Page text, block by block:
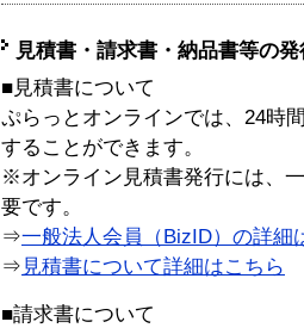
見積書・請求書・納品書等の
■見積書について
ぷらっとオンラインでは、24時
することができます。
※オンライン見積書発行には、
要です。
⇒一般法人会員（BizID）の詳細
⇒ 見積書について詳細はこちら
■請求書について